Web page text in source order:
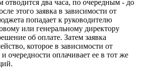
отводится два часа, по очередным - до
этого заявка в зависимости от
попадает к руководителю
или генеральному директору
об оплате. Затем заявка
которое в зависимости от
очередности оплачивает ее в тот же